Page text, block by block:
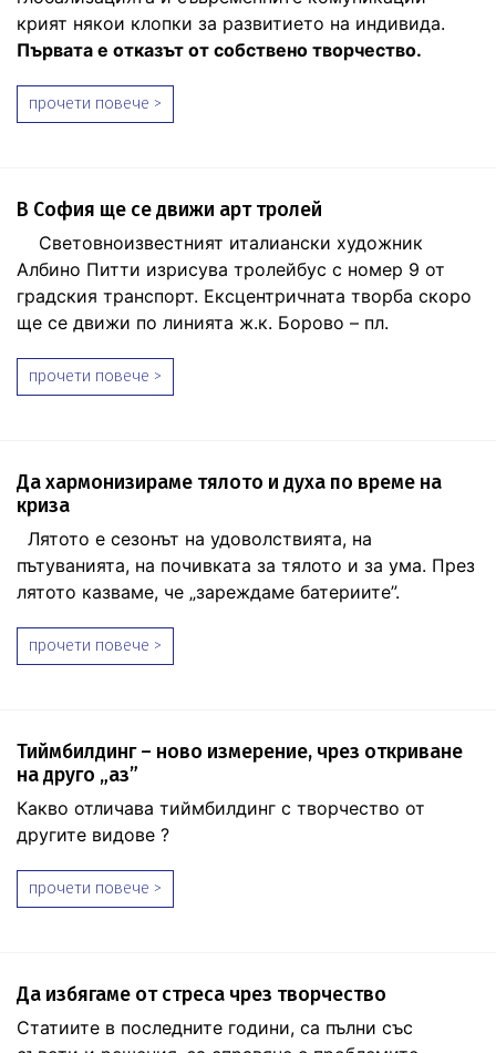
крият някои клопки за развитието на индивида.
Първата е отказът от собствено творчество.
прочети повече >
В София ще се движи арт тролей
Световноизвестният италиански художник
Албино Питти изрисува тролейбус с номер 9 от
градския транспорт. Ексцентричната творба скоро
ще се движи по линията ж.к. Борово – пл.
прочети повече >
Да хармонизираме тялото и духа по време на
криза
Лятото е сезонът на удоволствията, на
пътуванията, на почивката за тялото и за ума. През
лятото казваме, че „зареждаме батериите”.
прочети повече >
Тиймбилдинг – ново измерение, чрез откриване
на друго „аз”
Какво отличава тиймбилдинг с творчество от
другите видове ?
прочети повече >
Да избягаме от стреса чрез творчество
Статиите в последните години, са пълни със